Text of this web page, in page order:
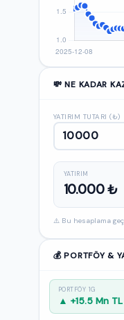
💸 NE KADAR
YATIRIM TUTARI (₺)
YATIRIM
10.000 ₺
⚠️ Bu hesaplama
💰 PORTFÖY &
PORTFÖY 1G
▲ +15.5 Mn TL